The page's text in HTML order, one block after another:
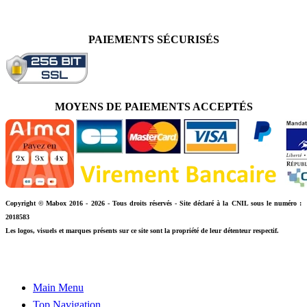
PAIEMENTS SÉCURISÉS
MOYENS DE PAIEMENTS ACCEPTÉS
Copyright © Mabox 2016 - 2026 - Tous droits réservés - Site déclaré à la CNIL sous le numéro :
2018583
Les logos, visuels et marques présents sur ce site sont la propriété de leur détenteur respectif.
Main Menu
Top Navigation